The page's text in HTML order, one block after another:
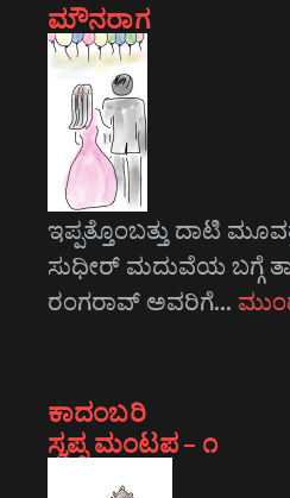
ಮೌನರಾಗ
ಇಪ್ಪತ್ತೊಂಬತ್ತು ದಾಟಿ
ಸುಧೀರ್ ಮದುವೆಯ ಬಗ್ಗೆ
ರಂಗರಾವ್ ಅವರಿಗೆ…
ಕಾದಂಬರಿ
ಸ್ವಪ್ನ ಮಂಟಪ – ೧